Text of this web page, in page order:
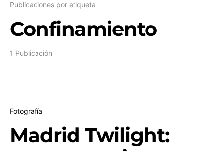
Publicaciones por etiqueta
Confinamiento
1 Publicación
Fotografía
Madrid Twilight: